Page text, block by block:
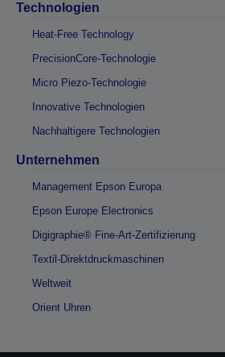
Technologien
Heat-Free Technology
PrecisionCore-Technologie
Micro Piezo-Technologie
Innovative Technologien
Nachhaltigere Technologien
Unternehmen
Management Epson Europa
Epson Europe Electronics
Digigraphie® Fine-Art-Zertifizierung
Textil-Direktdruckmaschinen
Weltweit
Orient Uhren